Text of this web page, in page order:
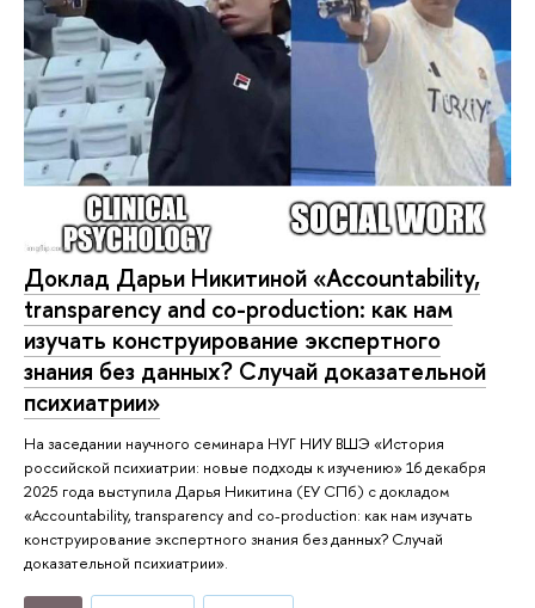
Доклад Дарьи Никитиной «Accountability,
transparency and co-production: как нам
изучать конструирование экспертного
знания без данных? Случай доказательной
психиатрии»
На заседании научного семинара НУГ НИУ ВШЭ «История
российской психиатрии: новые подходы к изучению» 16 декабря
2025 года выступила Дарья Никитина (ЕУ СПб) с докладом
«Accountability, transparency and co-production: как нам изучать
конструирование экспертного знания без данных? Случай
доказательной психиатрии».